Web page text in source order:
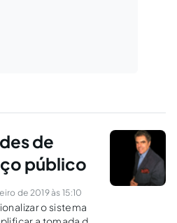
de
público
de 2019 às 15:10
o sistema